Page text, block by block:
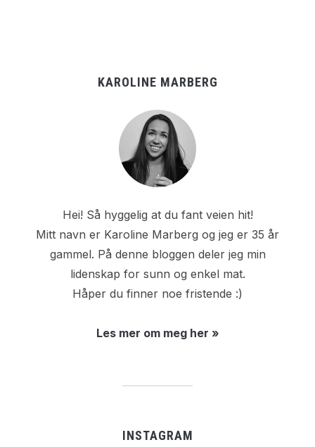
KAROLINE MARBERG
Hei! Så hyggelig at du fant veien hit!
Mitt navn er Karoline Marberg og jeg er 35 år
gammel. På denne bloggen deler jeg min
lidenskap for sunn og enkel mat.
Håper du finner noe fristende :)
Les mer om meg her »
INSTAGRAM